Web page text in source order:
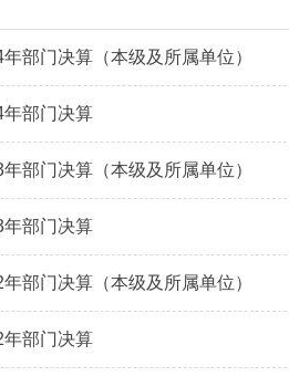
部门决算（本级及所属单位）
部门决算
部门决算（本级及所属单位）
部门决算
部门决算（本级及所属单位）
部门决算